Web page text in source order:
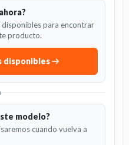
para encontrar
producto.
disponibles
modelo?
cuando vuelva a